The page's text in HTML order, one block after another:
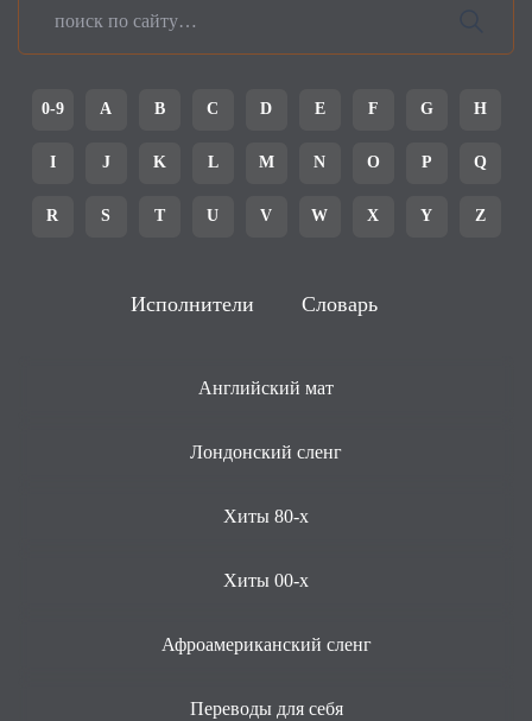
0-9 A B C D E F G H
I J K L M N O P Q
R S T U V W X Y Z
Исполнители Словарь
Английский мат
Лондонский сленг
Хиты 80-х
Хиты 00-х
Афроамериканский сленг
Переводы для себя